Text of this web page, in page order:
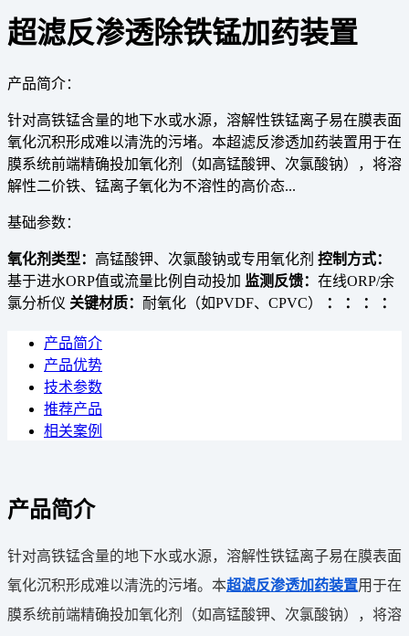
超滤反渗透除铁锰加药装置
产品简介：
针对高铁锰含量的地下水或水源，溶解性铁锰离子易在膜表面
氧化沉积形成难以清洗的污堵。本超滤反渗透加药装置用于在
膜系统前端精确投加氧化剂（如高锰酸钾、次氯酸钠），将溶
解性二价铁、锰离子氧化为不溶性的高价态...
基础参数：
氧化剂类型： 高锰酸钾、次氯酸钠或专用氧化剂 控制方式：
基于进水ORP值或流量比例自动投加 监测反馈： 在线ORP/余
氯分析仪 关键材质： 耐氧化（如PVDF、CPVC） ： ： ： ：
产品简介
产品优势
技术参数
推荐产品
相关案例
产品简介
针对高铁锰含量的地下水或水源，溶解性铁锰离子易在膜表面
氧化沉积形成难以清洗的污堵。本超滤反渗透加药装置用于在
膜系统前端精确投加氧化剂（如高锰酸钾、次氯酸钠），将溶